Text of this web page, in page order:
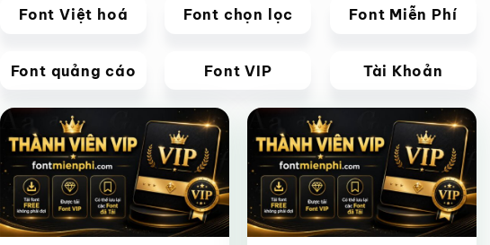
Font Việt hoá Font chọn lọc Font Miễn Phí
Font quảng cáo Font VIP Tài Khoản
Giảm giá! Giảm giá!